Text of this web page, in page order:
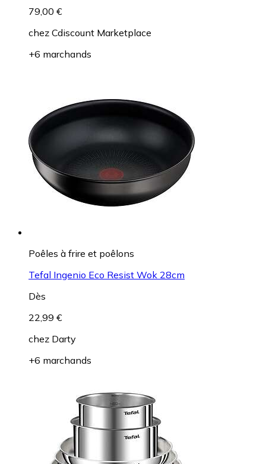
79,00 €
chez Cdiscount Marketplace
+6 marchands
Poêles à frire et poêlons
Tefal Ingenio Eco Resist Wok 28cm
Dès
22,99 €
chez Darty
+6 marchands